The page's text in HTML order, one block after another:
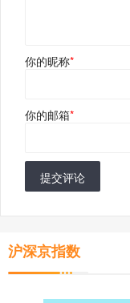
你的昵称*
你的邮箱*
提交评论
沪深京指数